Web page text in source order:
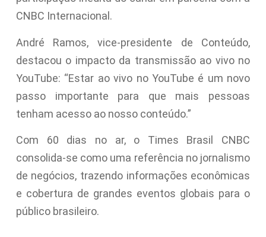
CNBC Internacional.
André Ramos, vice-presidente de Conteúdo,
destacou o impacto da transmissão ao vivo no
YouTube: “Estar ao vivo no YouTube é um novo
passo importante para que mais pessoas
tenham acesso ao nosso conteúdo.”
Com 60 dias no ar, o Times Brasil CNBC
consolida-se como uma referência no jornalismo
de negócios, trazendo informações econômicas
e cobertura de grandes eventos globais para o
público brasileiro.